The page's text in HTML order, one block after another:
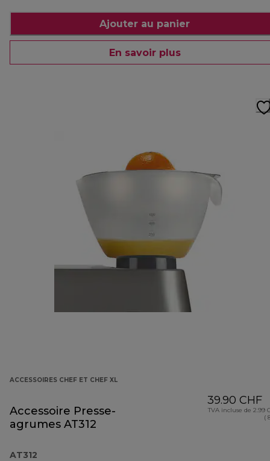
Ajouter au panier
En savoir plus
ACCESSOIRES CHEF ET CHEF XL
Accessoire Presse-
agrumes AT312
AT312
39.90 CHF
TVA incluse de 2.99
(